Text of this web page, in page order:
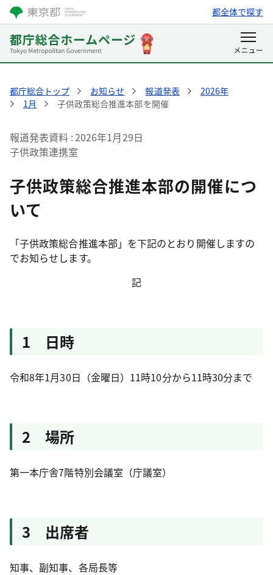
都全体で探す
都庁総合トップ お知らせ 報道発表
2026年
1月
子供政策総合推進本部を開催
報道発表資料 2026年1月29日
子供政策連携室
子供政策総合推進本部の開催につ
いて
「子供政策総合推進本部」を下記のとおり開催しますの
でお知らせします。
記
1 日時
令和8年1月30日（金曜日）11時10分から11時30分まで
2 場所
第一本庁舎7階特別会議室（庁議室）
3 出席者
知事、副知事、各局長等